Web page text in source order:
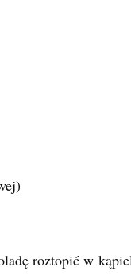
)
roztopić w